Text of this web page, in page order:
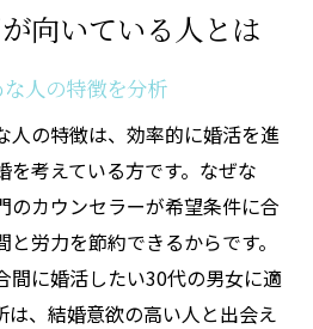
向いている人とは
人の特徴を分析
人の特徴は、効率的に婚活を進
を考えている方です。なぜな
のカウンセラーが希望条件に合
労力を節約できるからです。
間に婚活したい30代の男女に適
は、結婚意欲の高い人と出会え